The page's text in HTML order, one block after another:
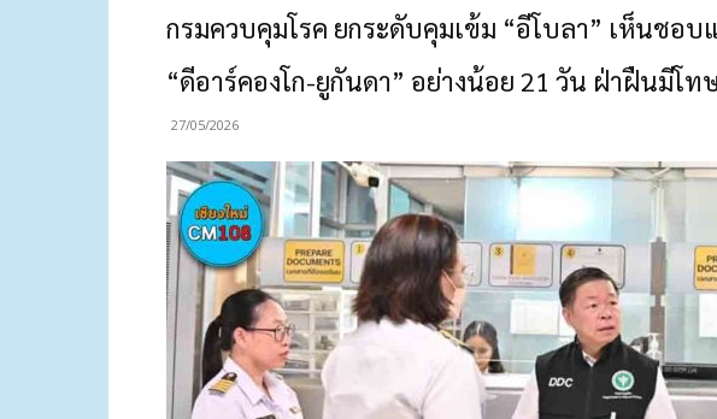
กรมควบคุมโรค ยกระดับคุมเข้ม “อีโบลา” เห็นชอบ
“ดีอาร์คองโก-ยูกันดา” อย่างน้อย 21 วัน ฝ่าฝืนมีโ
27/05/2026